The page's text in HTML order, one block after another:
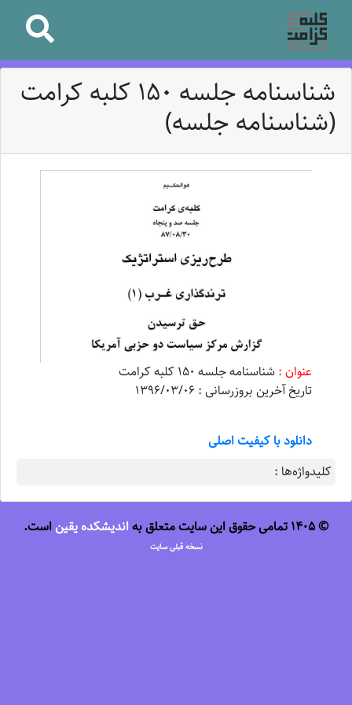
شناسنامه جلسه 150 کلبه کرامت
(شناسنامه جلسه)
عنوان : شناسنامه جلسه 150 کلبه کرامت
تاریخ آخرین بروزرسانی : 1396/03/06
دانلود با کیفیت اصلی
کلیدواژه‌ها :
© 1405 تمامی حقوق این سایت متعلق به اندیشکده یقین است.
نسخه قبلی سایت